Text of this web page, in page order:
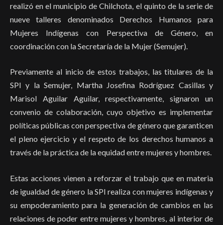
realizó en el municipio de Chilchota, el quinto de la serie de
nueve talleres denominados Derechos Humanos para
Mujeres Indígenas con Perspectiva de Género, en
coordinación con la Secretaría de la Mujer (Semujer).
Previamente al inicio de estos trabajos, las titulares de la
SPI y la Semujer, Martha Josefina Rodríguez Casillas y
Marisol Aguilar Aguilar, respectivamente, signaron un
convenio de colaboración, cuyo objetivo es implementar
políticas públicas con perspectiva de género que garanticen
el pleno ejercicio y el respeto de los derechos humanos a
través de la práctica de la equidad entre mujeres y hombres.
Estas acciones vienen a reforzar el trabajo que en materia
de igualdad de género la SPI realiza con mujeres indígenas y
su empoderamiento para la generación de cambios en las
relaciones de poder entre mujeres y hombres, al interior de